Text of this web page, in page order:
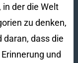
der die Welt
zu denken,
dass die
und